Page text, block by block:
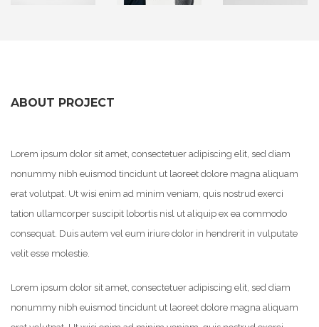
ABOUT PROJECT
Lorem ipsum dolor sit amet, consectetuer adipiscing elit, sed diam
nonummy nibh euismod tincidunt ut laoreet dolore magna aliquam
erat volutpat. Ut wisi enim ad minim veniam, quis nostrud exerci
tation ullamcorper suscipit lobortis nisl ut aliquip ex ea commodo
consequat. Duis autem vel eum iriure dolor in hendrerit in vulputate
velit esse molestie.
Lorem ipsum dolor sit amet, consectetuer adipiscing elit, sed diam
nonummy nibh euismod tincidunt ut laoreet dolore magna aliquam